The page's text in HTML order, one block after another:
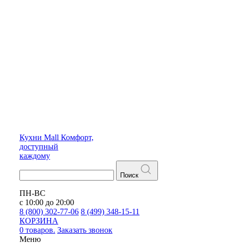
Кухни Mall Комфорт,
доступный
каждому
Поиск
ПН-ВС
с 10:00 до 20:00
8 (800) 302-77-06 8 (499) 348-15-11
КОРЗИНА
0 товаров. Заказать звонок
Меню